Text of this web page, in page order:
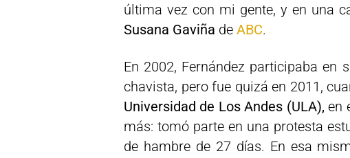
última vez con mi gente, y en una
Susana Gaviña de ABC.
En 2002, Fernández participaba en
chavista, pero fue quizá en 2011,
Universidad de Los Andes (ULA), en
más: tomó parte en una protesta
de hambre de 27 días. En esa